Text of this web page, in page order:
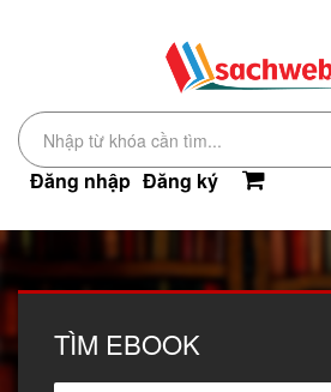
Đăng nhập Đăng ký
TÌM EBOOK